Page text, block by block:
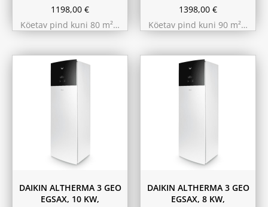
1198,00 €
Köetav pind kuni 80 m²…
1398,00 €
Köetav pind kuni 90 m²…
DAIKIN ALTHERMA 3 GEO
EGSAX, 10 KW,
DAIKIN ALTHERMA 3 GEO
EGSAX, 8 KW,